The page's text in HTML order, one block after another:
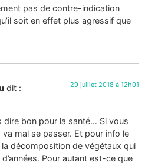
pas de contre-indication
soit en effet plus agressif que
dit : 29 juillet 2018 à 12h01
dire bon pour la santé… Si vous
mal se passer. Et pour info le
la décomposition de végétaux qui
Pour autant est-ce que